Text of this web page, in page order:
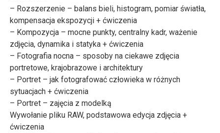
– Rozszerzenie – balans bieli, histogram, pomiar światła,
kompensacja ekspozycji + ćwiczenia
– Kompozycja – mocne punkty, centralny kadr, ważenie
zdjęcia, dynamika i statyka + ćwiczenia
– Fotografia nocna – sposoby na ciekawe zdjęcia
portretowe, krajobrazowe i architektury
– Portret – jak fotografować człowieka w różnych
sytuacjach + ćwiczenia
– Portret – zajęcia z modelką
Wywołanie pliku RAW, podstawowa edycja zdjęcia +
ćwiczenia